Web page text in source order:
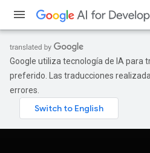
Google utiliza tecnología de IA para
preferido. Las traducciones
errores.